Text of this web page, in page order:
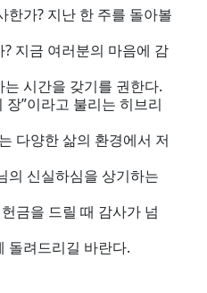
한가? 지난 한 주를 돌아볼
지금 여러분의 마음에 감
시간을 갖기를 권한다.
장”이라고 불리는 히브리
다양한 삶의 환경에서 저
의 신실하심을 상기하는
금을 드릴 때 감사가 넘
돌려드리길 바란다.